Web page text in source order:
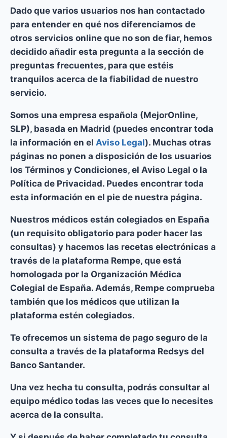
Dado que varios usuarios nos han contactado
para entender en qué nos diferenciamos de
otros servicios online que no son de fiar, hemos
decidido añadir esta pregunta a la sección de
preguntas frecuentes, para que estéis
tranquilos acerca de la fiabilidad de nuestro
servicio.
Somos una empresa española (MejorOnline,
SLP), basada en Madrid (puedes encontrar toda
la información en el Aviso Legal). Muchas otras
páginas no ponen a disposición de los usuarios
los Términos y Condiciones, el Aviso Legal o la
Política de Privacidad. Puedes encontrar toda
esta información en el pie de nuestra página.
Nuestros médicos están colegiados en España
(un requisito obligatorio para poder hacer las
consultas) y hacemos las recetas electrónicas a
través de la plataforma Rempe, que está
homologada por la Organización Médica
Colegial de España. Además, Rempe comprueba
también que los médicos que utilizan la
plataforma estén colegiados.
Te ofrecemos un sistema de pago seguro de la
consulta a través de la plataforma Redsys del
Banco Santander.
Una vez hecha tu consulta, podrás consultar al
equipo médico todas las veces que lo necesites
acerca de la consulta.